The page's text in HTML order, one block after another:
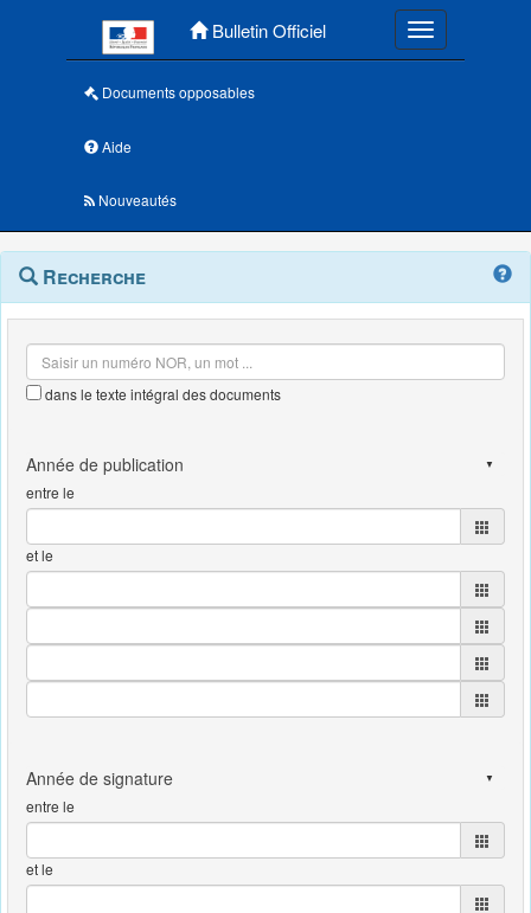
Bulletin Officiel Toggle
Documents opposables
Aide
Nouveautés
Navigation
outils
Menu
contextuel
Recherche
dans le texte intégral des documents
entre le
et le
entre le
et le